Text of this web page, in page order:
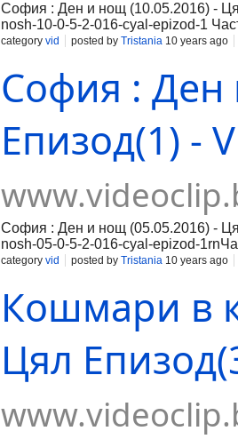
София : Ден и нощ (10.05.2016) -
nosh-10-0-5-2-016-cyal-epizod-1
016-cyal-epizod-2 Част 3:https://
category vid posted by Tristania 10 years ago
София : Ден
Епизод(1) -
София : Ден и нощ (05.05.2016) -
nosh-05-0-5-2-016-cyal-epizod-
016-cyal-epizod-2rnЧаст 3:http://
category vid posted by Tristania 10 years ago
Кошмари в
Цял